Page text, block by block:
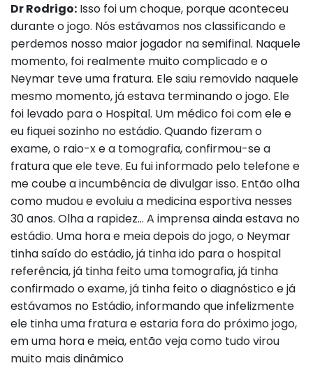
Dr Rodrigo: Isso foi um choque, porque aconteceu
durante o jogo. Nós estávamos nos classificando e
perdemos nosso maior jogador na semifinal. Naquele
momento, foi realmente muito complicado e o
Neymar teve uma fratura. Ele saiu removido naquele
mesmo momento, já estava terminando o jogo. Ele
foi levado para o Hospital. Um médico foi com ele e
eu fiquei sozinho no estádio. Quando fizeram o
exame, o raio-x e a tomografia, confirmou-se a
fratura que ele teve. Eu fui informado pelo telefone e
me coube a incumbência de divulgar isso. Então olha
como mudou e evoluiu a medicina esportiva nesses
30 anos. Olha a rapidez… A imprensa ainda estava no
estádio. Uma hora e meia depois do jogo, o Neymar
tinha saído do estádio, já tinha ido para o hospital
referência, já tinha feito uma tomografia, já tinha
confirmado o exame, já tinha feito o diagnóstico e já
estávamos no Estádio, informando que infelizmente
ele tinha uma fratura e estaria fora do próximo jogo,
em uma hora e meia, então veja como tudo virou
muito mais dinâmico